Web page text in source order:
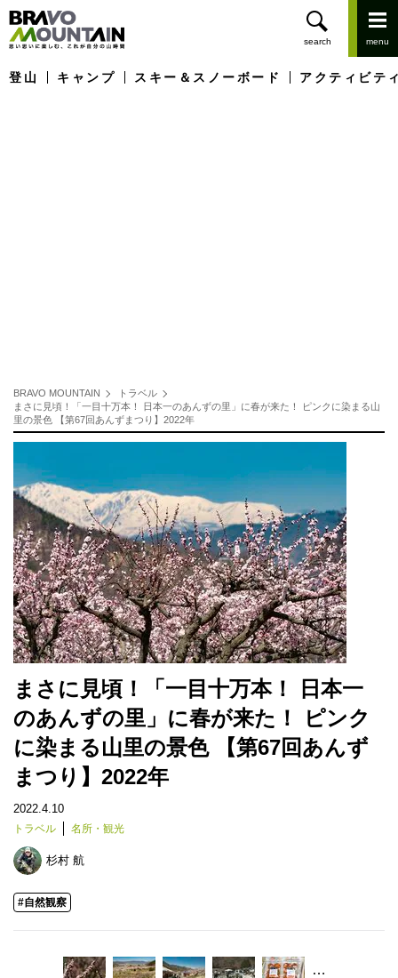
登山 キャンプ スキー＆スノーボード アクティビテ
BRAVO MOUNTAIN
トラベル
まさに見頃！「一目十万本！ 日本一のあんずの里」に春が来た！ ピンクに染まる山
里の景色 【第67回あんずまつり】2022年
まさに見頃！「一目十万本！ 日本一
のあんずの里」に春が来た！ ピンク
に染まる山里の景色 【第67回あんず
まつり】2022年
2022.4.10
トラベル 名所・観光
杉村 航
#自然観察
…